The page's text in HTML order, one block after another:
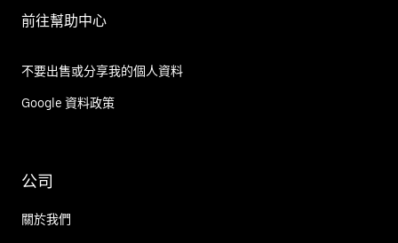
前往幫助中心
不要出售或分享我的個人資料
Google 資料政策
公司
關於我們